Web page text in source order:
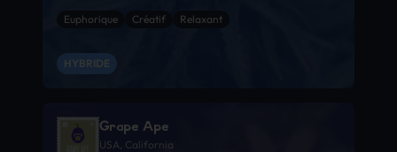
Euphorique Créatif Relaxant
HYBRIDE
Grape Ape
USA, California